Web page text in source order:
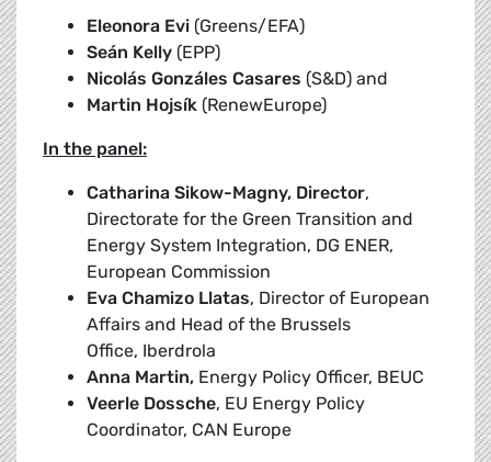
Eleonora Evi (Greens/EFA)
Seán Kelly (EPP)
Nicolás Gonzáles Casares (S&D) and
Martin Hojsík (RenewEurope)
In the panel:
Catharina Sikow-Magny, Director,
Directorate for the Green Transition and
Energy System Integration, DG ENER,
European Commission
Eva Chamizo Llatas, Director of European
Affairs and Head of the Brussels
Office, Iberdrola
Anna Martin, Energy Policy Officer, BEUC
Veerle Dossche, EU Energy Policy
Coordinator, CAN Europe